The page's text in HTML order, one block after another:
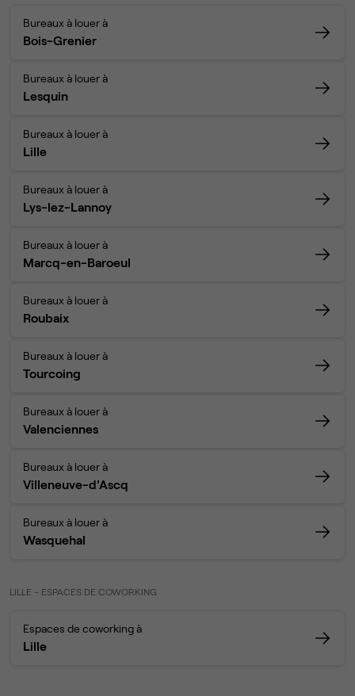
Bureaux à louer à
Bois-Grenier
Bureaux à louer à
Lesquin
Bureaux à louer à
Lille
Bureaux à louer à
Lys-lez-Lannoy
Bureaux à louer à
Marcq-en-Baroeul
Bureaux à louer à
Roubaix
Bureaux à louer à
Tourcoing
Bureaux à louer à
Valenciennes
Bureaux à louer à
Villeneuve-d'Ascq
Bureaux à louer à
Wasquehal
LILLE - ESPACES DE COWORKING
Espaces de coworking à
Lille